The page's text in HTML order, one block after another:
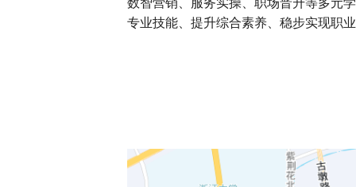
数智营销、服务实操、职场晋升等多元
专业技能、提升综合素养、稳步实现职